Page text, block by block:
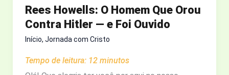
DEUS?
REFLEXÕES
BÍBLICAS
NOVOS
Rees Howells: O Homem Que Orou
Contra Hitler — e Foi Ouvido
Início, Jornada com Cristo
Tempo de leitura: 12 minutos